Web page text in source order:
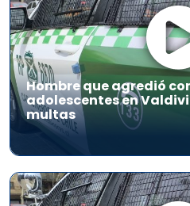
Hombre que agredió
adolescentes en
multas